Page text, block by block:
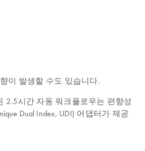
이 발생할 수도 있습니다.
2.5시간 자동 워크플로우는 편향성
Dual Index, UDI) 어댑터가 제공